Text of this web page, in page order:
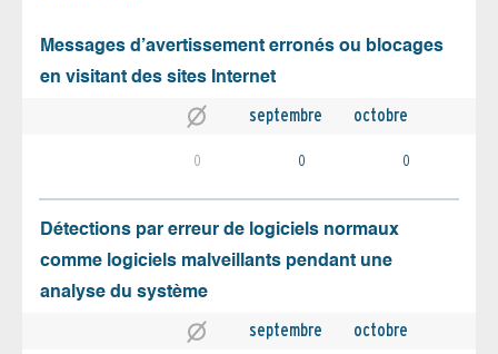
Messages d’avertissement erronés ou blocages
en visitant des sites Internet
septembre octobre
0 0 0
Détections par erreur de logiciels normaux
comme logiciels malveillants pendant une
analyse du système
septembre octobre